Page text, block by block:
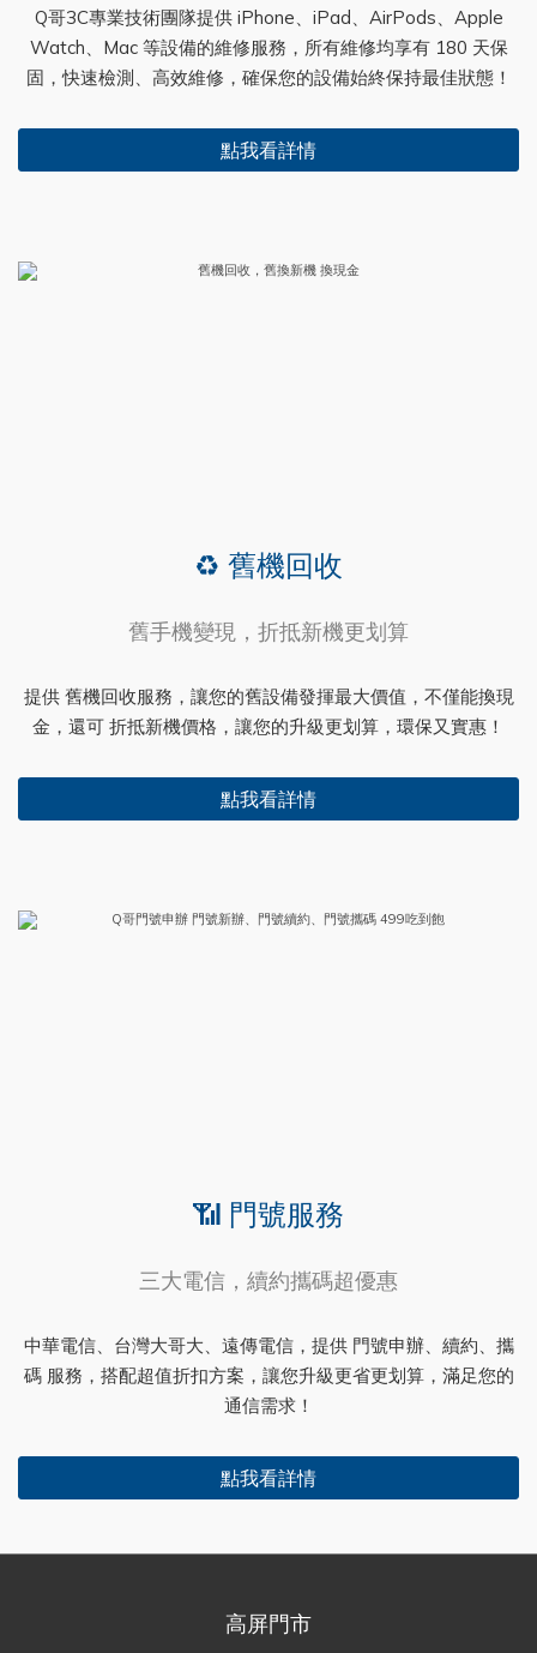
Q哥3C專業技術團隊提供 iPhone、iPad、AirPods、Apple
Watch、Mac 等設備的維修服務，所有維修均享有 180 天保
固，快速檢測、高效維修，確保您的設備始終保持最佳狀態！
點我看詳情
♻️ 舊機回收
舊手機變現，折抵新機更划算
提供 舊機回收服務，讓您的舊設備發揮最大價值，不僅能換現
金，還可 折抵新機價格，讓您的升級更划算，環保又實惠！
點我看詳情
📶 門號服務
三大電信，續約攜碼超優惠
中華電信、台灣大哥大、遠傳電信，提供 門號申辦、續約、攜
碼 服務，搭配超值折扣方案，讓您升級更省更划算，滿足您的
通信需求！
點我看詳情
高屏門市